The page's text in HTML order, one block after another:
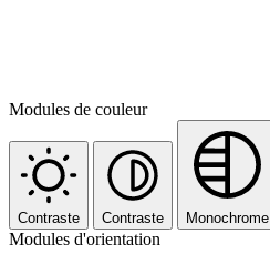
Modules de couleur
Contraste Contraste Monochrome
Modules d'orientation